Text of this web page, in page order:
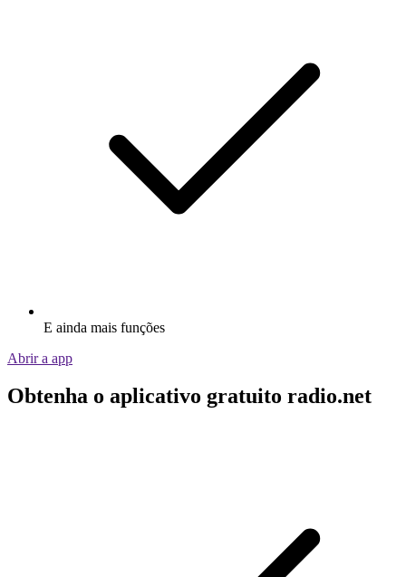
E ainda mais funções
Abrir a app
Obtenha o aplicativo gratuito radio.net